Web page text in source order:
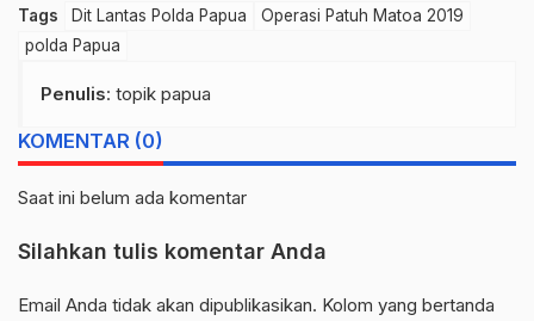
Tags Dit Lantas Polda Papua
Operasi Patuh Matoa 2019
polda Papua
Penulis: topik papua
KOMENTAR (0)
Saat ini belum ada komentar
Silahkan tulis komentar Anda
Email Anda tidak akan dipublikasikan. Kolom yang bertanda